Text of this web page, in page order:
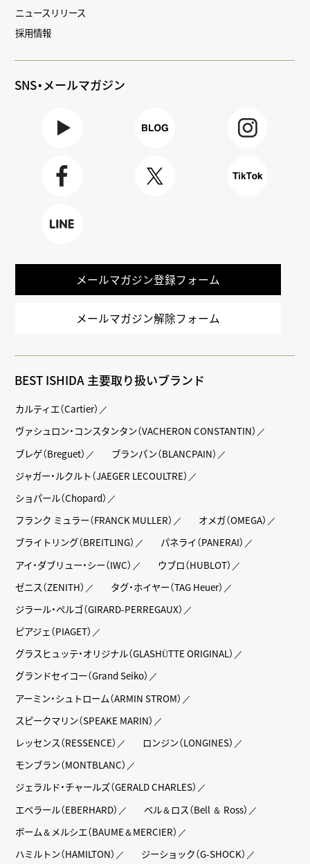
ニュースリリース
採用情報
SNS・メールマガジン
メールマガジン登録フォーム
メールマガジン解除フォーム
BEST ISHIDA 主要取り扱いブランド
カルティエ（Cartier）
ヴァシュロン・コンスタンタン（VACHERON CONSTANTIN）
ブレゲ（Breguet）
ブランパン（BLANCPAIN）
ジャガー・ルクルト（JAEGER LECOULTRE）
ショパール（Chopard）
フランク ミュラー（FRANCK MULLER）
オメガ（OMEGA）
ブライトリング（BREITLING）
パネライ（PANERAI）
アイ・ダブリュー・シー（IWC）
ウブロ（HUBLOT）
ゼニス（ZENITH）
タグ・ホイヤー（TAG Heuer）
ジラール・ペルゴ（GIRARD-PERREGAUX）
ピアジェ（PIAGET）
グラスヒュッテ・オリジナル（GLASHÜTTE ORIGINAL）
グランドセイコー（Grand Seiko）
アーミン・シュトローム（ARMIN STROM）
スピークマリン（SPEAKE MARIN）
レッセンス（RESSENCE）
ロンジン（LONGINES）
モンブラン（MONTBLANC）
ジェラルド・チャールズ（GERALD CHARLES）
エベラール（EBERHARD）
ベル＆ロス（Bell ＆ Ross）
ボーム＆メルシエ（BAUME＆MERCIER）
ハミルトン（HAMILTON）
ジーショック（G-SHOCK）